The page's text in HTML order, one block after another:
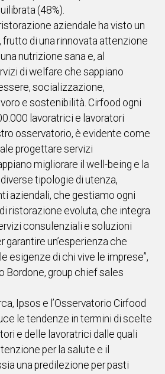
(48%).
aziendale ha visto un
di una rinnovata attenzione
nutrizione sana e, al
di welfare che sappiano
socializzazione,
e sostenibilità. Cirfood ogni
lavoratrici e lavoratori
osservatorio, è evidente come
progettare servizi
migliorare il well-being e la
tipologie di utenza,
aziendali, che gestiamo ogni
ristorazione evoluta, che integra
consulenziali e soluzioni
garantire un’esperienza che
esigenze di chi vive le imprese”,
Bordone, group chief sales
Ipsos e l’Osservatorio Cirfood
le tendenze in termini di scelte
e delle lavoratrici dalle quali
per la salute e il
una predilezione per pasti